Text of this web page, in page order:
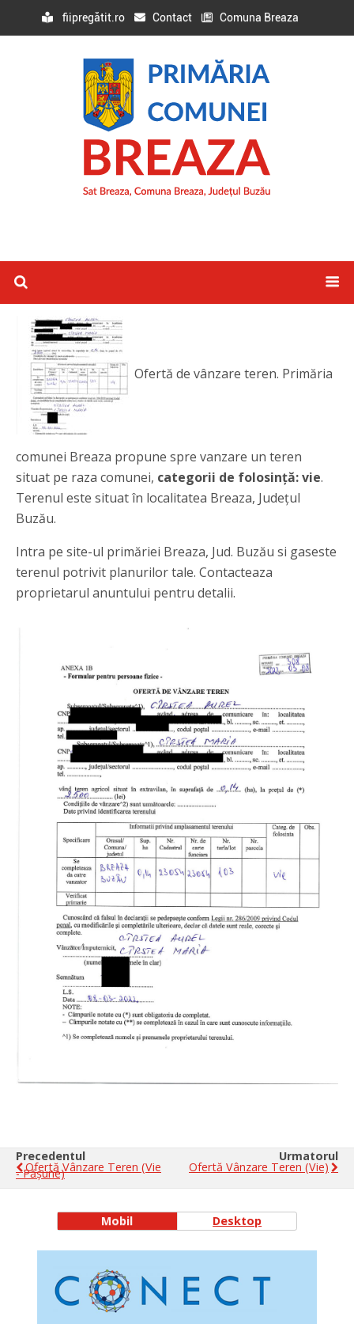
fiipregătit.ro Contact Comuna Breaza
Ofertă de vânzare teren. Primăria
comunei Breaza propune spre vanzare un teren
situat pe raza comunei, categorii de folosință: vie.
Terenul este situat în localitatea Breaza, Județul
Buzău.
Intra pe site-ul primăriei Breaza, Jud. Buzău si gaseste
terenul potrivit planurilor tale. Contacteaza
proprietarul anuntului pentru detalii.
Precedentul
Ofertă Vânzare Teren (vie
- Pășune)
Urmatorul
Ofertă Vânzare Teren (vie)
Mobil Desktop